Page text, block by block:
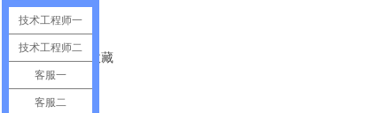
❤ 收藏
技术工程师一
技术工程师二
客服一
客服二